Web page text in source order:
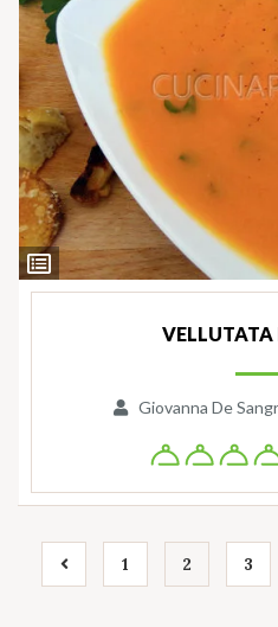
Ingredienti
VELLUTATA
Giovanna De
1 2 3